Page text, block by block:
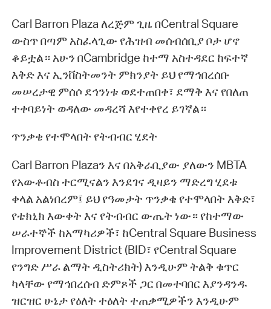
Carl Barron Plaza ለረጅም ጊዜ በCentral Square
ውስጥ በጣም አስፈላጊው የሕዝብ መሰብሰቢያ ቦታ ሆኖ
ቆይቷል። አሁን በCambridge ከተማ አስተዳደር ከፍተኛ
እቅድ እና ኢንቨስትመንት ምክንያት ይህ የማኅበረሰቡ
መሠረታዊ ምሰሶ ደኅንነቱ ወደተጠበቀ፣ ደማቅ እና የበለጠ
ተቀባይነት ወዳለው መዳረሻ እየተቀየረ ይገኛል።
ጥንቃቄ የተሞላበት የትብብር ሂደት
Carl Barron Plazaን እና በአቅራቢያው ያለውን MBTA
የአውቶብስ ተርሚናልን እንደገና ዲዛይን ማድረግ ሂደቱ
ቀላል አልነበረም፤ ይህ የዓመታት ጥንቃቄ የተሞላበት እቅድ፣
የቴክኒክ እውቀት እና የትብብር ውጤት ነው። የከተማው
ሠራተኞች ከአማካሪዎች፣ ከCentral Square Business
Improvement District (BID፣ የCentral Square
የንግድ ሥራ ልማት ዲስትሪክት) እንዲሁም ትልቅ ቁጥር
ካላቸው የማኅበረሰብ ድምጾች ጋር በመተባበር እያንዳንዱ
ዝርዝር ሁኔታ የዕለት ተዕለት ተጠቃሚዎችን እንዲሁም